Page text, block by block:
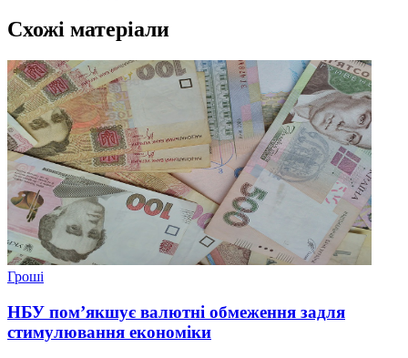
Схожі матеріали
Гроші
НБУ пом’якшує валютні обмеження задля
стимулювання економіки